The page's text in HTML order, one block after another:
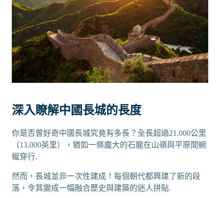
深入瞭解中國長城的長度
你是否曾好奇中國長城究竟有多長？全長超過21,000公里
（13,000英里），猶如一條龐大的石龍在山嶺與平原間蜿
蜒穿行.
然而，長城並非一次性建成！每個朝代都興建了新的段
落，令其變成一幅融合歷史與建築的迷人拼貼.